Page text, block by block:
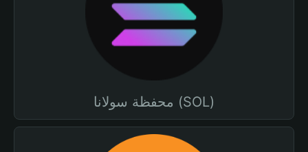
محفظة سولانا (SOL)